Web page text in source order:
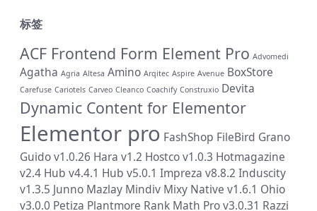
标签
ACF Frontend Form Element Pro Advomedi
Agatha Agria Altesa Amino Arqitec Aspire Avenue BoxStore
Carefuse Cariotels Carveo Cleanco Coachify Construxio Devita
Dynamic Content for Elementor
Elementor pro FashShop FileBird Grano
Guido v1.0.26 Hara v1.2 Hostco v1.0.3 Hotmagazine
v2.4 Hub v4.4.1 Hub v5.0.1 Impreza v8.8.2 Induscity
v1.3.5 Junno Mazlay Mindiv Mixy Native v1.6.1 Ohio
v3.0.0 Petiza Plantmore Rank Math Pro v3.0.31 Razzi